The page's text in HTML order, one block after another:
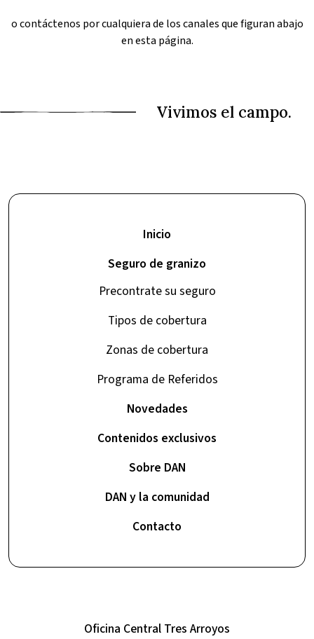
o contáctenos por cualquiera de los canales que figuran abajo
en esta página.
Inicio
Seguro de granizo
Precontrate su seguro
Tipos de cobertura
Zonas de cobertura
Programa de Referidos
Novedades
Contenidos exclusivos
Sobre DAN
DAN y la comunidad
Contacto
Oficina Central Tres Arroyos